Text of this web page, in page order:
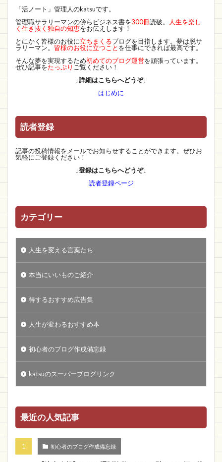
「活ノート」管理人のkatsuです。
管理職サラリーマンの傍らビジネス書を300冊読破。
人生を楽し
く生き抜く独自の知恵をお伝えします！
とにかく皆様のお役に立ちまくるブログを目指します。夢は脱サ
ラリーマン。 皆様のお役に立つこと を仕事にできれば最高です。
そんな夢を実現するため初めてのブログ運営を頑張っています。
ぜひ記事をたっぷり ご覧ください！
↓詳細はこちらへどうぞ↓
はじめに
読者登録
記事の投稿情報をメールでお知らせすることができます。ぜひお
気軽にご登録ください！
↓登録はこちらへどうぞ↓
読者登録ページ
カテゴリー
人生を変える言葉たち
本当にいいものご紹介
得するおすすめ広告集
人生が変わるおすすめ本
初心者のブログ作成備忘録
katsuのスーパーブログリンク
最近の人気記事
初心者のブログ作成備忘録